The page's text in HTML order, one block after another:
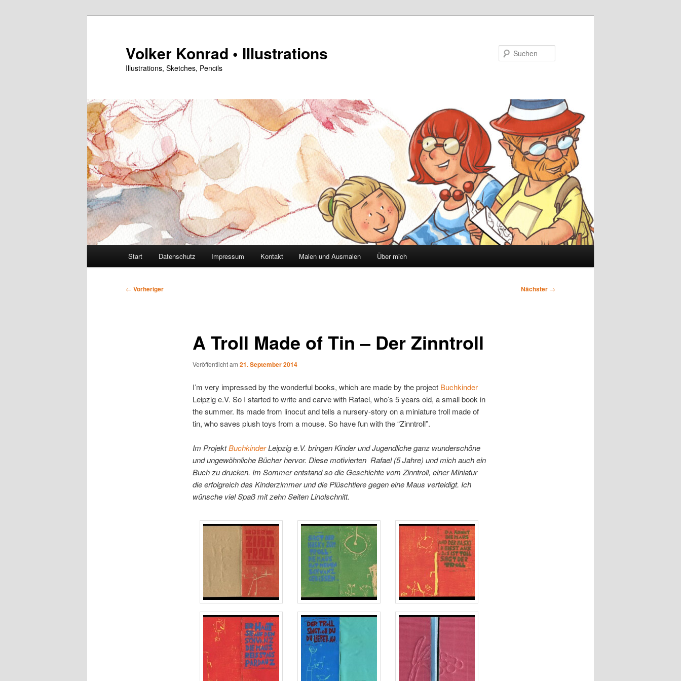
Volker Konrad • Illustrations
Illustrations, Sketches, Pencils
Start Datenschutz Impressum Kontakt Malen und Ausmalen Über mich
Beitragsnavigation
← Vorheriger Nächster →
A Troll Made of Tin – Der Zinntroll
Veröffentlicht am 21. September 2014
I’m very impressed by the wonderful books, which are made by the project Buchkinder
Leipzig e.V. So I started to write and carve with Rafael, who’s 5 years old, a small book in
the summer. Its made from linocut and tells a nursery-story on a miniature troll made of
tin, who saves plush toys from a mouse. So have fun with the “Zinntroll”.
Im ProjektBuchkinderLeipzig e.V. bringen Kinder und Jugendliche ganz wunderschöne
und ungewöhnliche Bücher hervor. Diese motivierten Rafael (5 Jahre) und mich auch ein
Buch zu drucken. Im Sommer entstand so die Geschichte vom Zinntroll, einer Miniatur
die erfolgreich das Kinderzimmer und die Plüschtiere gegen eine Maus verteidigt. Ich
wünsche viel Spaß mit zehn Seiten Linolschnitt.